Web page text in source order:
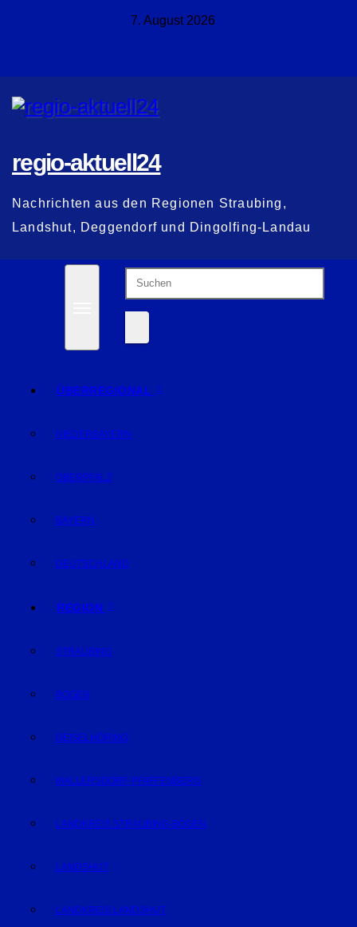
7. August 2026
regio-aktuell24
Nachrichten aus den Regionen Straubing,
Landshut, Deggendorf und Dingolfing-Landau
ÜBERREGIONAL
NIEDERBAYERN
OBERPFALZ
BAYERN
DEUTSCHLAND
REGION
STRAUBING
BOGEN
GEISELHÖRING
MALLERSDORF-PFAFFENBERG
LANDKREIS STRAUBING-BOGEN
LANDSHUT
LANDKREIS LANDSHUT